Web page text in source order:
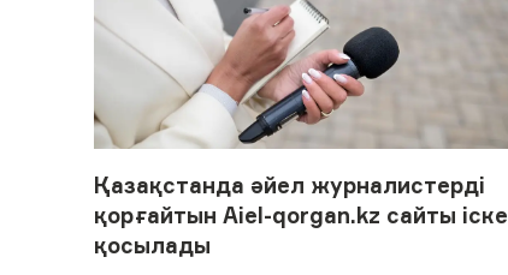
Қазақстанда әйел журналистерді
қорғайтын Aiel-qorgan.kz сайты іске
қосылады